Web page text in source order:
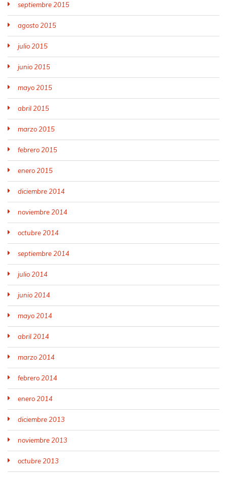
septiembre 2015
agosto 2015
julio 2015
junio 2015
mayo 2015
abril 2015
marzo 2015
febrero 2015
enero 2015
diciembre 2014
noviembre 2014
octubre 2014
septiembre 2014
julio 2014
junio 2014
mayo 2014
abril 2014
marzo 2014
febrero 2014
enero 2014
diciembre 2013
noviembre 2013
octubre 2013